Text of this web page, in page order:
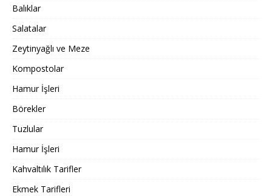
Balıklar
Salatalar
Zeytinyağlı ve Meze
Kompostolar
Hamur İşleri
Börekler
Tuzlular
Hamur İşleri
Kahvaltılık Tarifler
Ekmek Tarifleri